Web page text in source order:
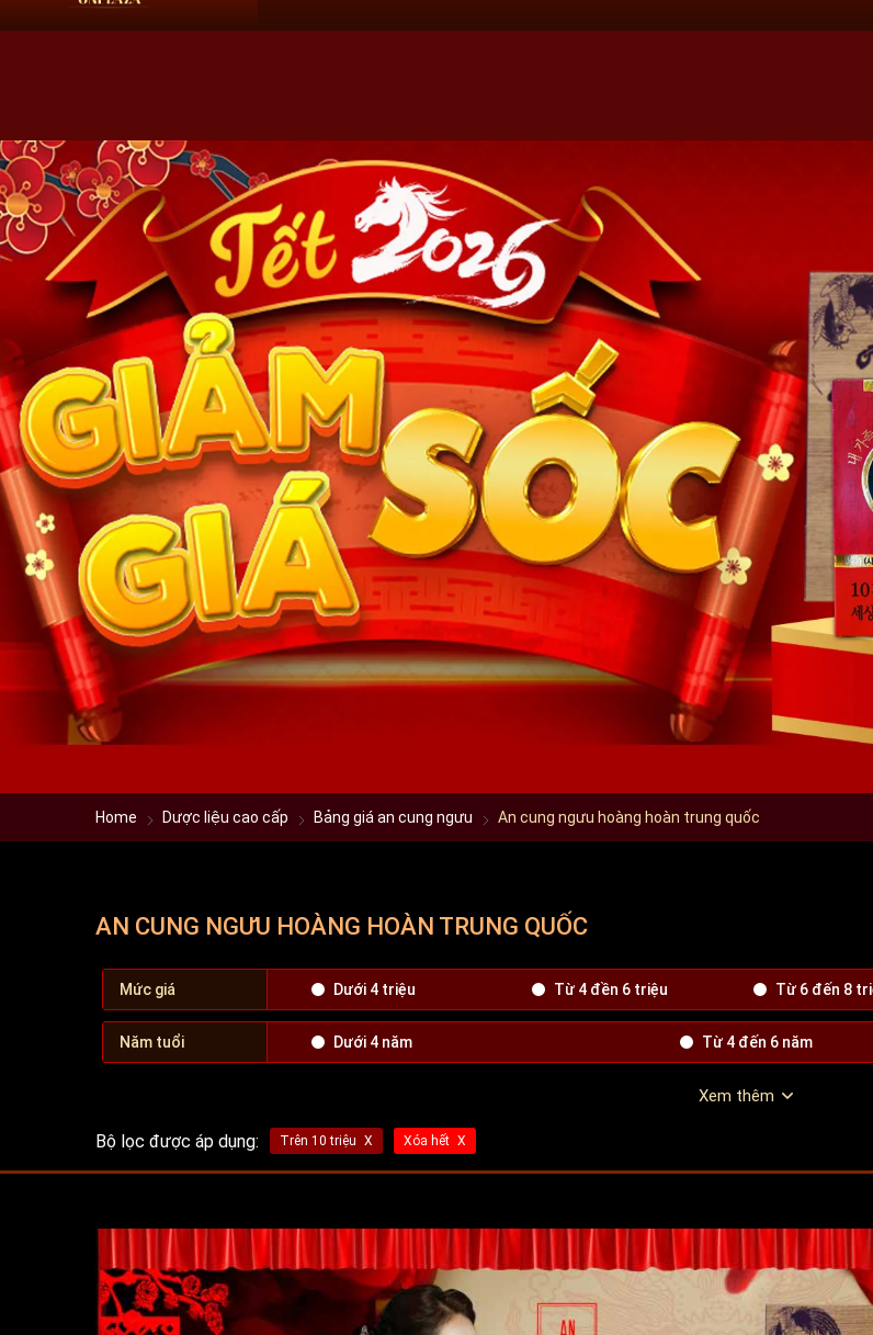
Home Dược liệu cao cấp Bảng giá an cung ngưu An cung ngưu hoàng hoàn trung quốc
AN CUNG NGƯU HOÀNG HOÀN TRUNG QUỐC
Mức giá Dưới 4 triệu Từ 4 đền 6 triệu Từ 6 đến 8
Năm tuổi Dưới 4 năm Từ 4 đến 6 năm
Xem thêm
Bộ lọc được áp dụng: Trên 10 triệu Xóa hết